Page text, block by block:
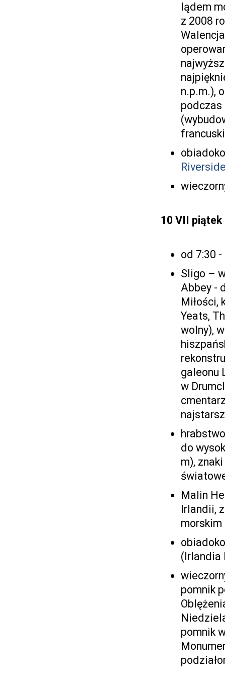
lądem
z 2008
n.p.m.),
podczas
10 VII piątek
od 7:30
Sligo –
Abbey -
Miłości,
Yeats,
wolny),
galeonu
w
do
m),
Malin
Irlandii,
morskim
(Irlandia
pomnik
pomnik